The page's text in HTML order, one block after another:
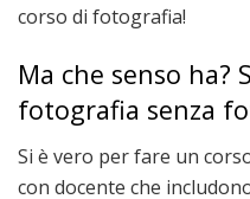
corso di fotografia!
Ma che senso ha?
fotografia senza
Si è vero per fare un
con docente che